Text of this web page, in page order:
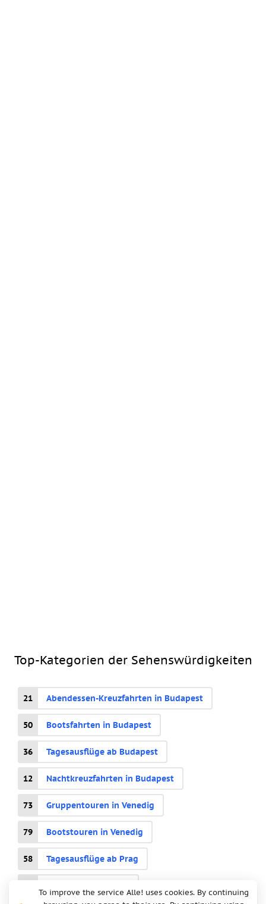
Top-Kategorien der Sehenswürdigkeiten
21 Abendessen-Kreuzfahrten in Budapest
50 Bootsfahrten in Budapest
36 Tagesausflüge ab Budapest
12 Nachtkreuzfahrten in Budapest
73 Gruppentouren in Venedig
79 Bootstouren in Venedig
58 Tagesausflüge ab Prag
To improve the service Alle! uses cookies. By continuing